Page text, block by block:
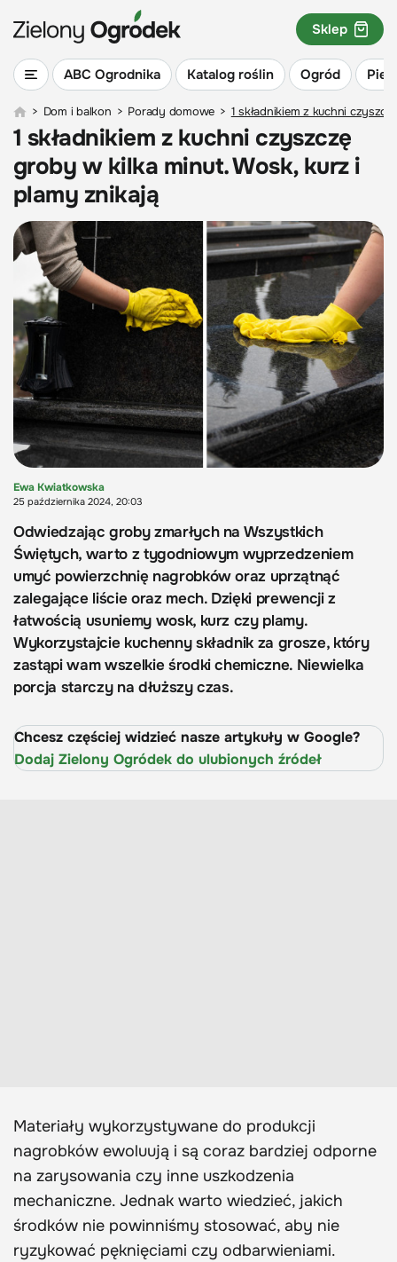
ABC Ogrodnika Katalog roślin Ogród
Sklep
> Dom i balkon > Porady domowe > 1 składnikiem z kuchni
1 składnikiem z kuchni czyszczę
groby w kilka minut. Wosk, kurz i
plamy znikają
Ewa Kwiatkowska
25 października 2024, 20:03
Odwiedzając groby zmarłych na Wszystkich
Świętych, warto z tygodniowym wyprzedzeniem
umyć powierzchnię nagrobków oraz uprzątnąć
zalegające liście oraz mech. Dzięki prewencji z
łatwością usuniemy wosk, kurz czy plamy.
Wykorzystajcie kuchenny składnik za grosze, który
zastąpi wam wszelkie środki chemiczne. Niewielka
porcja starczy na dłuższy czas.
Chcesz częściej widzieć nasze artykuły w Google?
Dodaj Zielony Ogródek do ulubionych źródeł
Materiały wykorzystywane do produkcji
nagrobków ewoluują i są coraz bardziej odporne
na zarysowania czy inne uszkodzenia
mechaniczne. Jednak warto wiedzieć, jakich
środków nie powinniśmy stosować, aby nie
ryzykować pęknięciami czy odbarwieniami.